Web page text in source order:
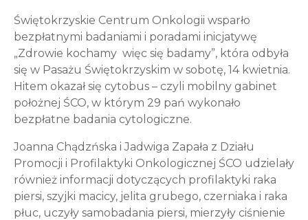
Świętokrzyskie Centrum Onkologii wsparło
bezpłatnymi badaniami i poradami inicjatywę
„Zdrowie kochamy więc się badamy”, która odbyła
się w Pasażu Świętokrzyskim w sobotę, 14 kwietnia.
Hitem okazał się cytobus – czyli mobilny gabinet
położnej ŚCO, w którym 29 pań wykonało
bezpłatne badania cytologiczne.
Joanna Chądzńska i Jadwiga Zapała z Działu
Promocji i Profilaktyki Onkologicznej ŚCO udzielały
również informacji dotyczących profilaktyki raka
piersi, szyjki macicy, jelita grubego, czerniaka i raka
płuc, uczyły samobadania piersi, mierzyły ciśnienie